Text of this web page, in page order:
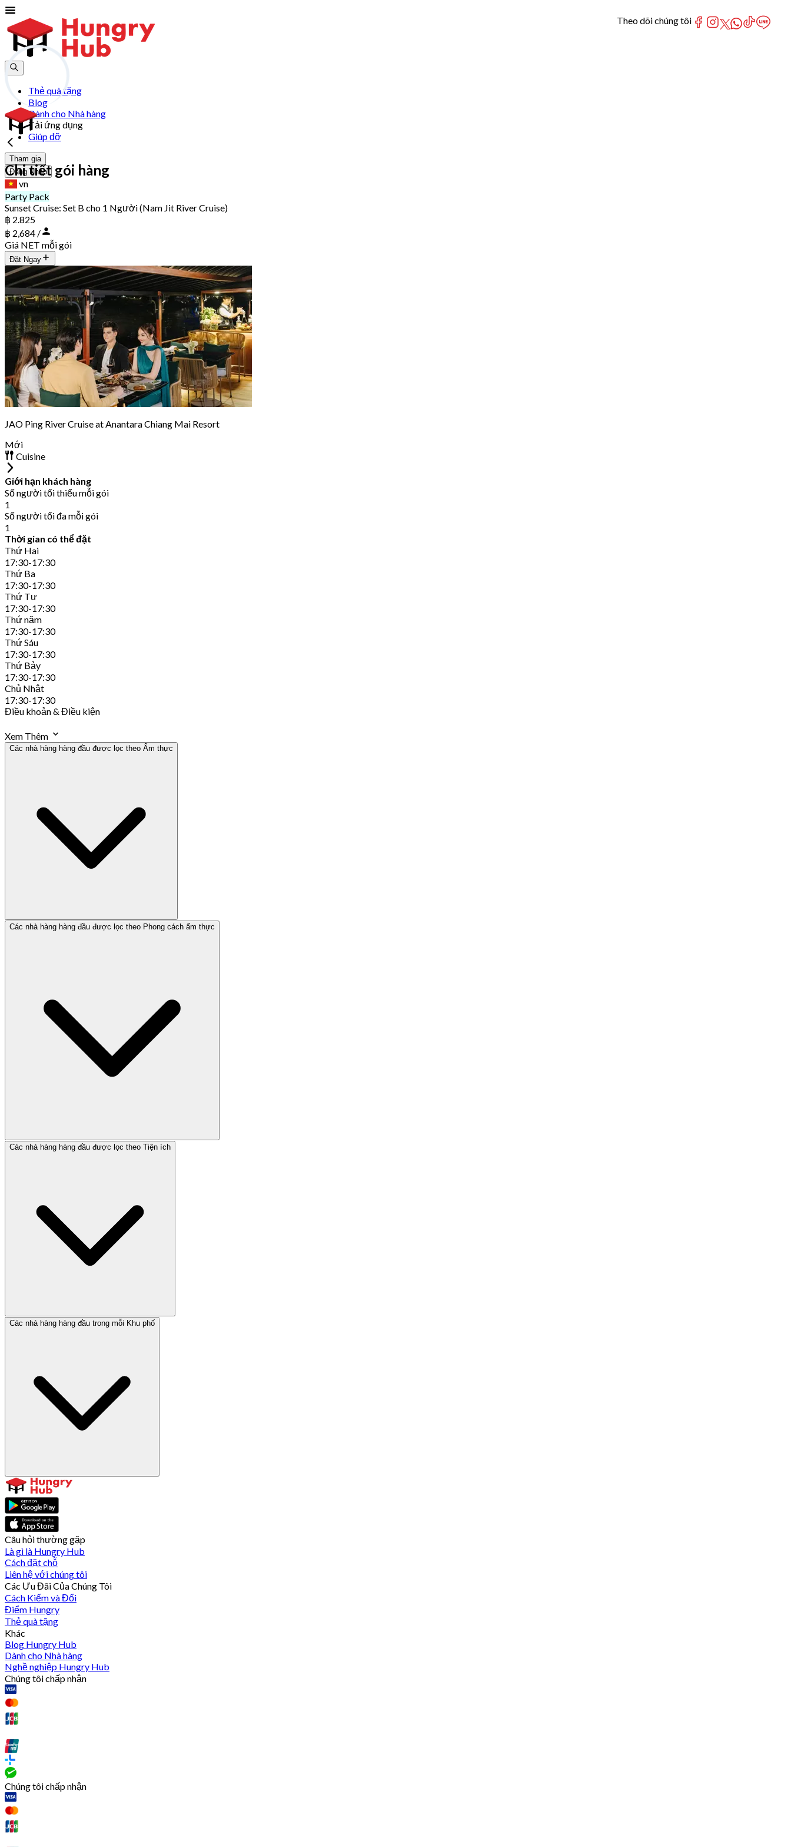
Thẻ quà tặng
Blog
Dành cho Nhà hàng
Tải ứng dụng
Giúp đỡ
Tham gia
Đăng Nhập
vn
Chi tiết gói hàng
Party Pack
Sunset Cruise: Set B cho 1 Người (Nam Jit River Cruise)
฿ 2.825
฿ 2,684 /
Giá NET mỗi gói
Đặt Ngay
JAO Ping River Cruise at Anantara Chiang Mai Resort
Mới
Cuisine
Giới hạn khách hàng
Số người tối thiểu mỗi gói
1
Số người tối đa mỗi gói
1
Thời gian có thể đặt
Thứ Hai
17:30-17:30
Thứ Ba
17:30-17:30
Thứ Tư
17:30-17:30
Thứ năm
17:30-17:30
Thứ Sáu
17:30-17:30
Thứ Bảy
17:30-17:30
Chủ Nhật
17:30-17:30
Điều khoản & Điều kiện
Xem Thêm
Các nhà hàng hàng đầu được lọc theo Ẩm thực
Các nhà hàng hàng đầu được lọc theo Phong cách ẩm thực
Các nhà hàng hàng đầu được lọc theo Tiện ích
Các nhà hàng hàng đầu trong mỗi Khu phố
Câu hỏi thường gặp
Là gì là Hungry Hub
Cách đặt chỗ
Liên hệ với chúng tôi
Các Ưu Đãi Của Chúng Tôi
Cách Kiếm và Đổi
Điểm Hungry
Thẻ quà tặng
Khác
Blog Hungry Hub
Dành cho Nhà hàng
Nghề nghiệp Hungry Hub
Chúng tôi chấp nhận
Chúng tôi chấp nhận
Theo dõi chúng tôi